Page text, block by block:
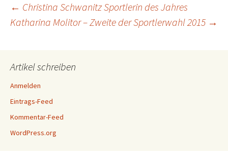
Beitragsnavigation
← Christina Schwanitz Sportlerin des Jahres
Katharina Molitor – Zweite der Sportlerwahl 2015 →
Artikel schreiben
Anmelden
Eintrags-Feed
Kommentar-Feed
WordPress.org